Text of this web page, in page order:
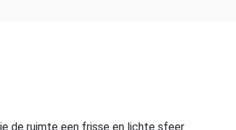
de ruimte een frisse en lichte sfeer